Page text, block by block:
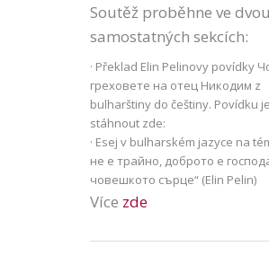
Soutěž proběhne ve dvou
samostatných sekcích:
· Překlad Elin Pelinovy povídky
греховете на отец Никодим z
bulharštiny do češtiny. Povídku
stáhnout zde:
· Esej v bulharském jazyce na
не е трайно, доброто е
човешкото сърце“ (Elin Pelin)
Více zde